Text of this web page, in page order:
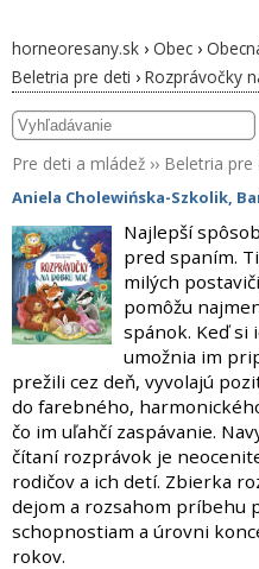
horneoresany.sk › Obec ›
Beletria pre deti › Rozprávočky
Pre deti a mládež ›› Beletria pre
Aniela Cholewińska-Szkolik,
Najlepší
pred spaním.
milých
pomôžu
spánok. Keď si
umožnia im
prežili cez deň, vyvolajú
do farebného,
čo im uľahčí zaspávanie.
čítaní rozprávok je
rodičov a ich detí. Zbierka
dejom a rozsahom príbehu
schopnostiam a úrovni
rokov.